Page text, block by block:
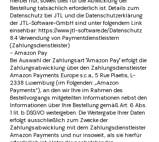
Bestellung tatsächlich erforderlich ist. Details zum
Datenschutz bei JTL und die Datenschutzerklärung
der JTL-Software-GmbH sind unter folgendem Link
einsehbar: https://www.jtl-software.de/Datenschutz
8.4 Verwendung von Paymentdienstleistern
(Zahlungsdienstleister)
- Amazon Pay
Bei Auswahl der Zahlungsart "Amazon Pay" erfolgt die
Zahlungsabwicklung über den Zahlungsdienstleister
Amazon Payments Europe s.c.a., 5 Rue Plaetis, L-
2338 Luxemburg (im Folgenden: „Amazon
Payments“), an den wir Ihre im Rahmen des
Bestellvorgangs mitgeteilten Informationen nebst den
Informationen über Ihre Bestellung gemäß Art. 6 Abs.
1 lit. b DSGVO weitergeben. Die Weitergabe Ihrer Daten
erfolgt ausschließlich zum Zwecke der
Zahlungsabwicklung mit dem Zahlungsdienstleister
Amazon Payments und nur insoweit, als sie hierfür